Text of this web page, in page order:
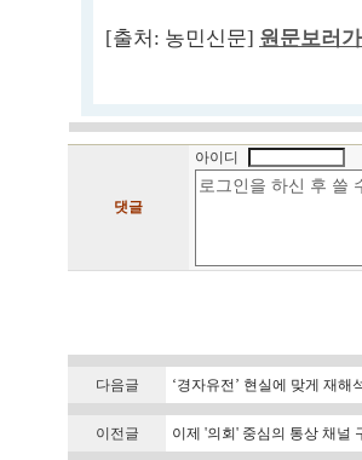
[출처: 농민신문] 원문보러
댓글
아이디
다음글 ‘경자유전’ 현실에 맞게 재해
이전글 이제 '의회' 중심의 통상 채널